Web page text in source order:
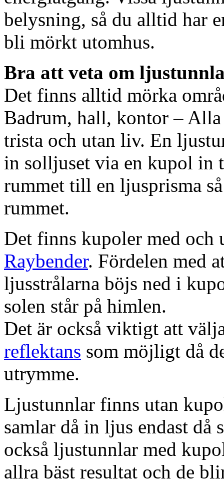
belysning, så du alltid har
bli mörkt utomhus.
Bra att veta om
Det finns alltid mörka
Badrum, hall, kontor – Alla
trista och utan liv. En
in solljuset via en kupol in
rummet till en ljusprisma
rummet.
Det finns kupoler med och
Raybender. Fördelen med
ljusstrålarna böjs ned i
solen står på himlen.
Det är också viktigt att
reflektans som möjligt då
utrymme.
Ljustunnlar finns utan
samlar då in ljus endast då
också ljustunnlar med
allra bäst resultat och de